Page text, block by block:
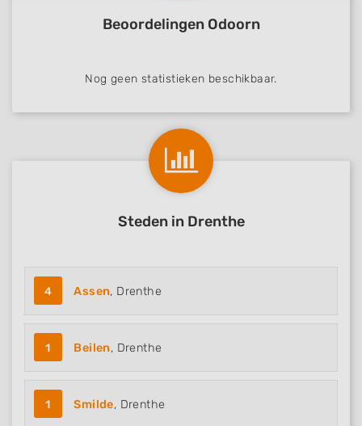
Beoordelingen Odoorn
Nog geen statistieken beschikbaar.
Steden in Drenthe
4 Assen, Drenthe
1 Beilen, Drenthe
1 Smilde, Drenthe
Store and/or access information on a device
Use profiles to select personalised
Create profiles to personalise content
Measure content performance
sources
Use limited data to select content